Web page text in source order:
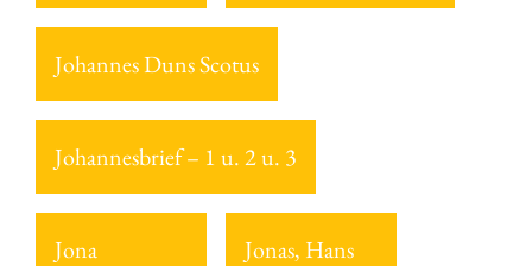
Johannes Duns Scotus
Johannesbrief – 1 u. 2 u. 3
Jona Jonas, Hans